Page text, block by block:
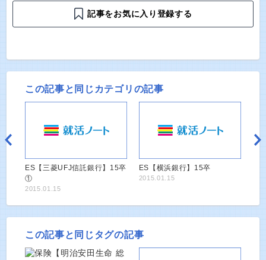
記事をお気に入り登録する
この記事と同じカテゴリの記事
ES【三菱UFJ信託銀行】15卒
①
2015.01.15
ES【横浜銀行】15卒
2015.01.15
この記事と同じタグの記事